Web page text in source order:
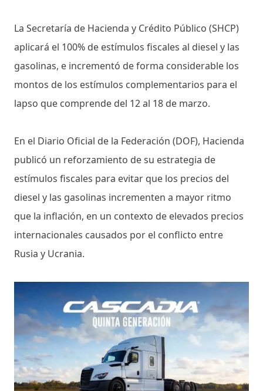
La Secretaría de Hacienda y Crédito Público (SHCP)
aplicará el 100% de estímulos fiscales al diesel y las
gasolinas, e incrementó de forma considerable los
montos de los estímulos complementarios para el
lapso que comprende del 12 al 18 de marzo.
En el Diario Oficial de la Federación (DOF), Hacienda
publicó un reforzamiento de su estrategia de
estímulos fiscales para evitar que los precios del
diesel y las gasolinas incrementen a mayor ritmo
que la inflación, en un contexto de elevados precios
internacionales causados por el conflicto entre
Rusia y Ucrania.